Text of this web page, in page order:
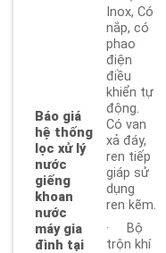
Báo giá
hệ thống
lọc xử lý
nước
giếng
khoan
nước
máy gia
đình tại
Inox, Có
nắp, có
phao
điện
điều
khiển tự
động.
Có van
xả đáy,
ren tiếp
giáp sử
dụng
ren kẽm.
· Bộ
trộn khí